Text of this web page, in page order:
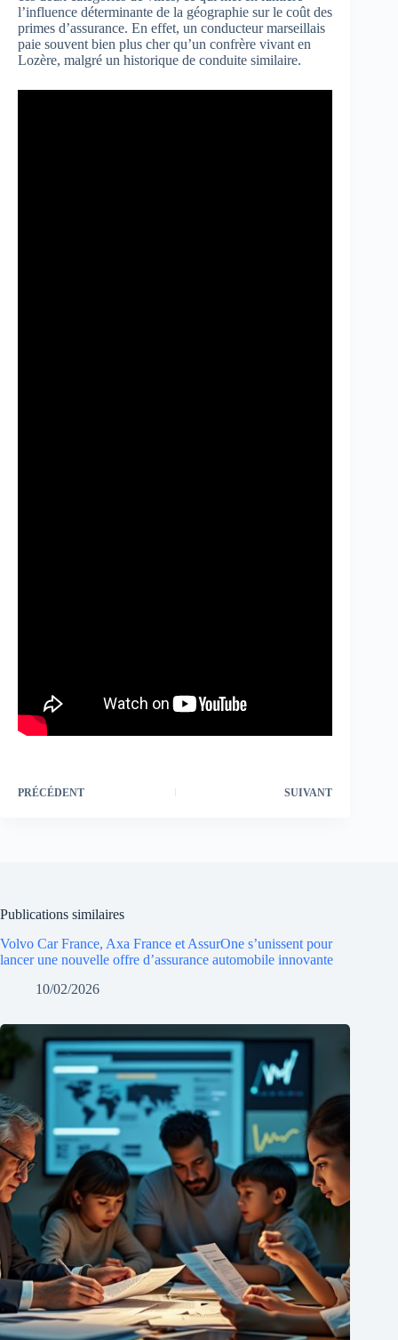
l’influence déterminante de la géographie sur le coût des
primes d’assurance. En effet, un conducteur marseillais
paie souvent bien plus cher qu’un confrère vivant en
Lozère, malgré un historique de conduite similaire.
PRÉCÉDENT SUIVANT
Publications similaires
Volvo Car France, Axa France et AssurOne s’unissent pour
lancer une nouvelle offre d’assurance automobile innovante
10/02/2026